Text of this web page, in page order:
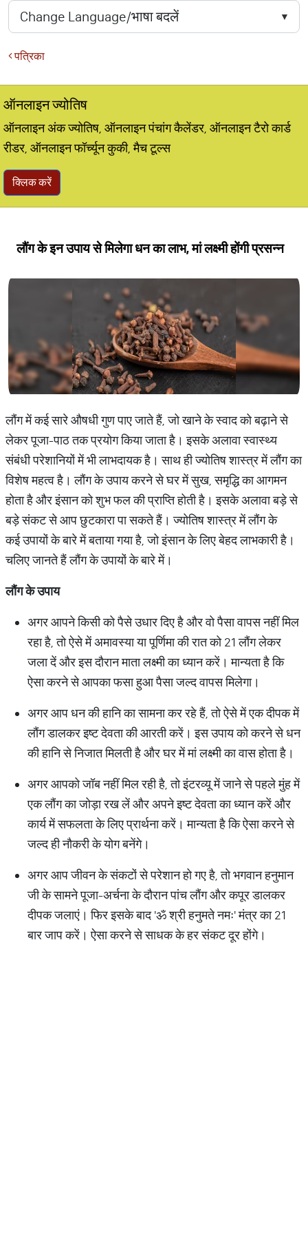
पत्रिका
ऑनलाइन ज्योतिष
ऑनलाइन अंक ज्योतिष, ऑनलाइन पंचांग कैलेंडर, ऑनलाइन टैरो कार्ड
रीडर, ऑनलाइन फॉर्च्यून कुकी, मैच टूल्स
क्लिक करें
लौंग के इन उपाय से मिलेगा धन का लाभ, मां लक्ष्मी होंगी प्रसन्न
लौंग में कई सारे औषधी गुण पाए जाते हैं, जो खाने के स्वाद को बढ़ाने से
लेकर पूजा-पाठ तक प्रयोग किया जाता है। इसके अलावा स्वास्थ्य
संबंधी परेशानियों में भी लाभदायक है। साथ ही ज्योतिष शास्त्र में लौंग का
विशेष महत्व है। लौंग के उपाय करने से घर में सुख, समृद्धि का आगमन
होता है और इंसान को शुभ फल की प्राप्ति होती है। इसके अलावा बड़े से
बड़े संकट से आप छुटकारा पा सकते हैं। ज्योतिष शास्त्र में लौंग के
कई उपायों के बारे में बताया गया है, जो इंसान के लिए बेहद लाभकारी है।
चलिए जानते हैं लौंग के उपायों के बारे में।
लौंग के उपाय
अगर आपने किसी को पैसे उधार दिए है और वो पैसा वापस नहीं मिल
रहा है, तो ऐसे में अमावस्या या पूर्णिमा की रात को 21 लौंग लेकर
जला दें और इस दौरान माता लक्ष्मी का ध्यान करें। मान्यता है कि
ऐसा करने से आपका फसा हुआ पैसा जल्द वापस मिलेगा।
अगर आप धन की हानि का सामना कर रहे हैं, तो ऐसे में एक दीपक में
लौंग डालकर इष्ट देवता की आरती करें। इस उपाय को करने से धन
की हानि से निजात मिलती है और घर में मां लक्ष्मी का वास होता है।
अगर आपको जॉब नहीं मिल रही है, तो इंटरव्यू में जाने से पहले मुंह में
एक लौंग का जोड़ा रख लें और अपने इष्ट देवता का ध्यान करें और
कार्य में सफलता के लिए प्रार्थना करें। मान्यता है कि ऐसा करने से
जल्द ही नौकरी के योग बनेंगे।
अगर आप जीवन के संकटों से परेशान हो गए है, तो भगवान हनुमान
जी के सामने पूजा-अर्चना के दौरान पांच लौंग और कपूर डालकर
दीपक जलाएं। फिर इसके बाद 'ॐ श्री हनुमते नमः' मंत्र का 21
बार जाप करें। ऐसा करने से साधक के हर संकट दूर होंगे।